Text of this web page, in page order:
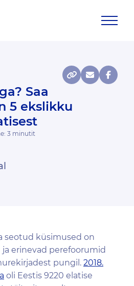
5 ekslikku
3 minutit
seotud küsimused on
erinevad perefoorumid
pungil. 2018.
oli Eestis 9220 elatise